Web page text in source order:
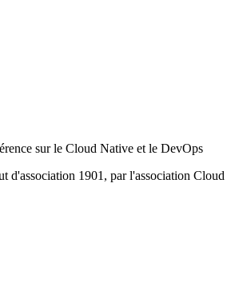
sur le Cloud Native et le DevOps
d'association 1901, par l'association Cloud